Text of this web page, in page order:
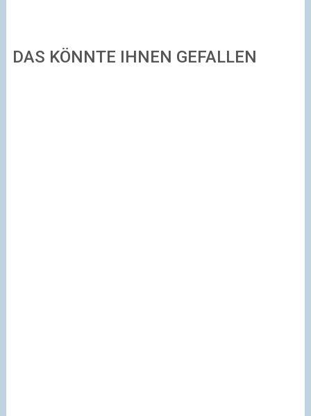
DAS KÖNNTE IHNEN GEFALLEN